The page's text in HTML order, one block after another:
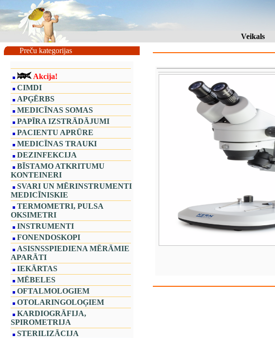
Veikals
Preču kategorijas
Akcija!
CIMDI
APĢĒRBS
MEDICĪNAS SOMAS
PAPĪRA IZSTRĀDĀJUMI
PACIENTU APRŪRE
MEDICĪNAS TRAUKI
DEZINFEKCIJA
BĪSTAMO ATKRITUMU
KONTEINERI
SVARI UN MĒRINSTRUMENTI
MEDICĪNISKIE
TERMOMETRI, PULSA
OKSIMETRI
INSTRUMENTI
FONENDOSKOPI
ASISNSSPIEDIENA MĒRĀMIE
APARĀTI
IEKĀRTAS
MĒBELES
OFTALMOLOGIEM
OTOLARINGOLOĢIEM
KARDIOGRĀFIJA,
SPIROMETRIJA
STERILIZĀCIJA